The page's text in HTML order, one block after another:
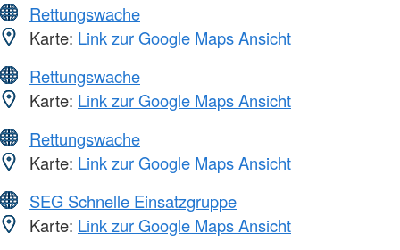
Rettungswache
Karte: Link zur Google Maps Ansicht
Rettungswache
Karte: Link zur Google Maps Ansicht
Rettungswache
Karte: Link zur Google Maps Ansicht
SEG Schnelle Einsatzgruppe
Karte: Link zur Google Maps Ansicht